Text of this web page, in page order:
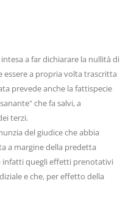
a far dichiarare la nullità di
essere a propria volta trascritta
prevede anche la fattispecie
che fa salvi, a
terzi.
del giudice che abbia
a margine della predetta
infatti quegli effetti prenotativi
e che, per effetto della